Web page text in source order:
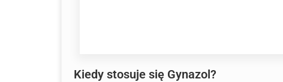
Kiedy stosuje się Gynazol?